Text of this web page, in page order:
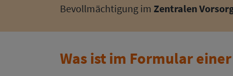
Bevollmächtigung im Zentralen
Was ist im Formular